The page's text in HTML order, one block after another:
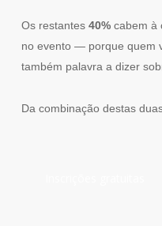
Os restantes 40%cabem à
no evento — porque quem
também palavra a dizer
Da combinação destas